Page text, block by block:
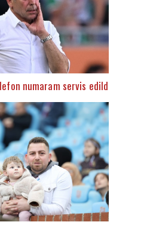
numaram servis edildi"